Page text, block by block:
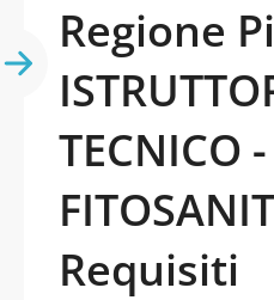
Regione
TECNICO
Requisiti